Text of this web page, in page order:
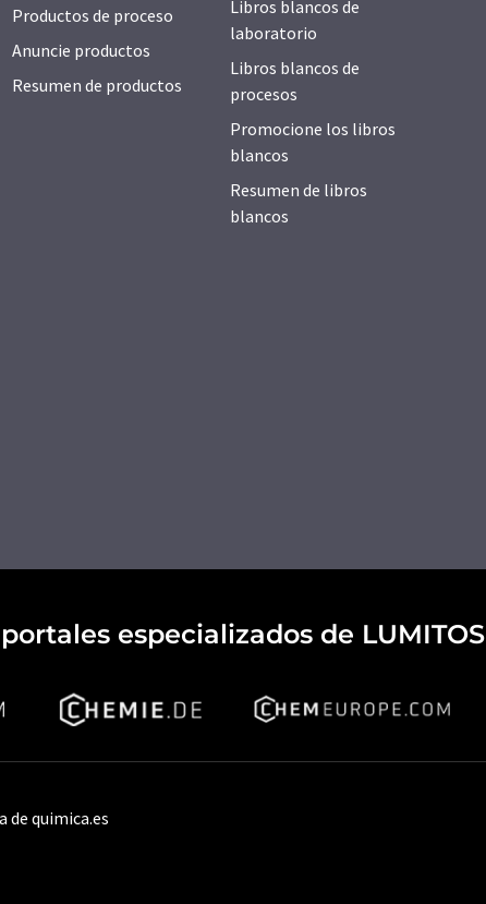
Productos de proceso
Anuncie productos
Resumen de productos
Libros blancos de
laboratorio
Libros blancos de
procesos
Promocione los libros
blancos
Resumen de libros
blancos
especializados de LUMITOS
de quimica.es